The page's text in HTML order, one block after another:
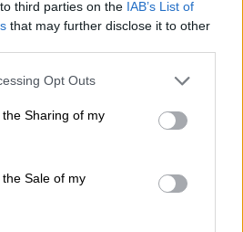
third parties on the IAB’s List of
that may further disclose it to other
app uses one or more Google
usage behaviour. You may click to
Google and its third-party tags to
purposes in below Google
Opt Outs
Sharing of my
Sale of my
η δίδυμη
Σόνια
την καρδιά» της και
που τη «σημάδεψαν»